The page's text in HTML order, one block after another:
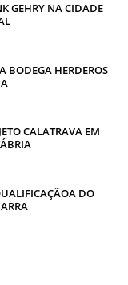
GEHRY NA CIDADE
BODEGA HERDEROS
CALATRAVA EM
DO